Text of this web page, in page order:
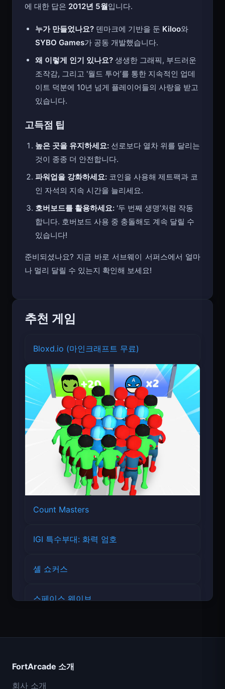
에 대한 답은 2012년 5월입니다.
누가 만들었나요? 덴마크에 기반을 둔 Kiloo와
SYBO Games가 공동 개발했습니다.
왜 이렇게 인기 있나요? 생생한 그래픽, 부드러운
조작감, 그리고 '월드 투어’를 통한 지속적인 업데
이트 덕분에 10년 넘게 플레이어들의 사랑을 받고
있습니다.
고득점 팁
높은 곳을 유지하세요: 선로보다 열차 위를 달리는
것이 종종 더 안전합니다.
파워업을 강화하세요: 코인을 사용해 제트팩과 코
인 자석의 지속 시간을 늘리세요.
호버보드를 활용하세요: '두 번째 생명’처럼 작동
합니다. 호버보드 사용 중 충돌해도 계속 달릴 수
있습니다!
준비되셨나요? 지금 바로 서브웨이 서퍼스에서 얼마
나 멀리 달릴 수 있는지 확인해 보세요!
추천 게임
Bloxd.io (마인크래프트 무료)
Count Masters
IGI 특수부대: 화력 엄호
셸 쇼커스
스페이스 웨이브
FortArcade 소개
회사 소개